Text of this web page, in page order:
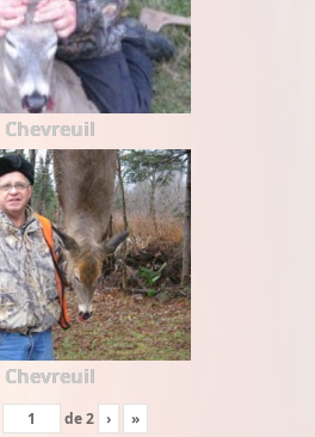
Chevreuil
Chevreuil
de2 › »